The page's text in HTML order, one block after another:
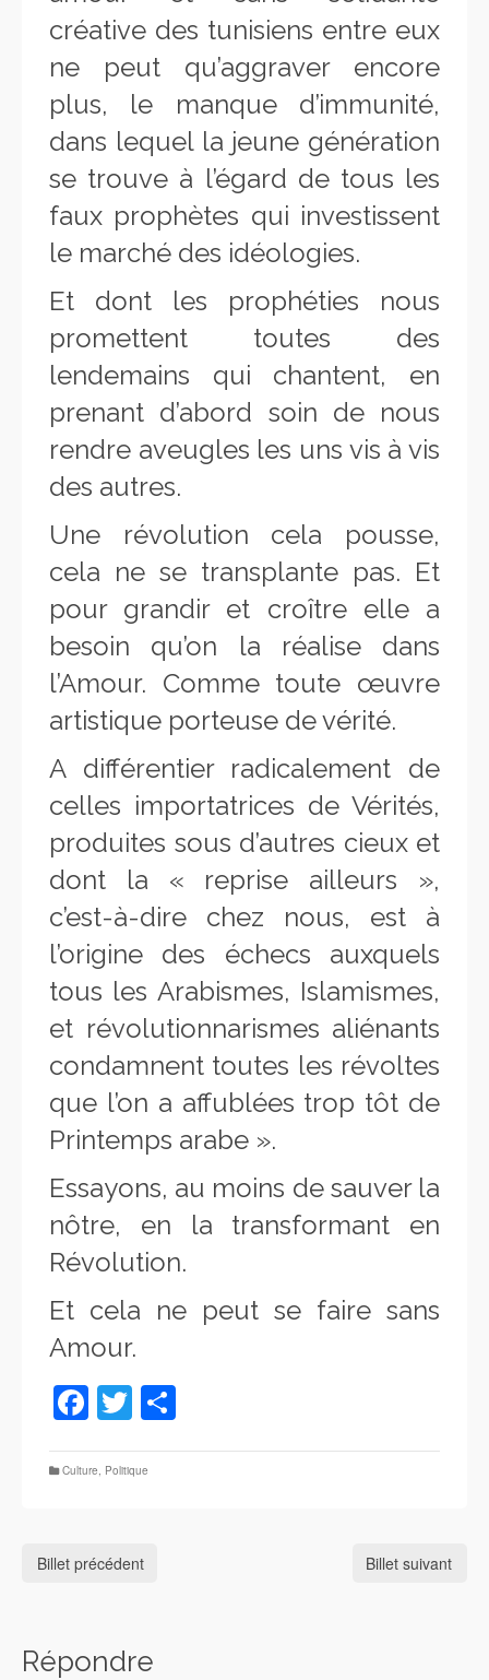
créative des tunisiens entre eux
ne peut qu’aggraver encore
plus, le manque d’immunité,
dans lequel la jeune génération
se trouve à l’égard de tous les
faux prophètes qui investissent
le marché des idéologies.
Et dont les prophéties nous
promettent toutes des
lendemains qui chantent, en
prenant d’abord soin de nous
rendre aveugles les uns vis à vis
des autres.
Une révolution cela pousse,
cela ne se transplante pas. Et
pour grandir et croître elle a
besoin qu’on la réalise dans
l’Amour. Comme toute œuvre
artistique porteuse de vérité.
A différentier radicalement de
celles importatrices de Vérités,
produites sous d’autres cieux et
dont la « reprise ailleurs »,
c’est-à-dire chez nous, est à
l’origine des échecs auxquels
tous les Arabismes, Islamismes,
et révolutionnarismes aliénants
condamnent toutes les révoltes
que l’on a affublées trop tôt de
Printemps arabe ».
Essayons, au moins de sauver la
nôtre, en la transformant en
Révolution.
Et cela ne peut se faire sans
Amour.
Facebook
Twitter
Culture, Politique
Billet précédent Billet suivant
Répondre